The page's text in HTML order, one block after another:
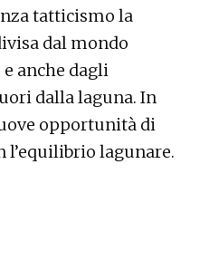
tatticismo la
dal mondo
anche dagli
dalla laguna. In
opportunità di
l’equilibrio lagunare.